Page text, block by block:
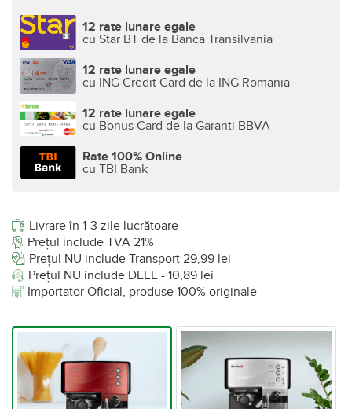
12 rate lunare egale
cu Star BT de la Banca Transilvania
12 rate lunare egale
cu ING Credit Card de la ING Romania
12 rate lunare egale
cu Bonus Card de la Garanti BBVA
Rate 100% Online
cu TBI Bank
Livrare în 1-3 zile lucrătoare
Prețul include TVA 21%
Prețul NU include Transport 29,99 lei
Prețul NU include DEEE - 10,89 lei
Importator Oficial, produse 100% originale